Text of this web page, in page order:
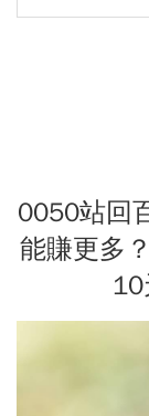
0050站回
能賺更多